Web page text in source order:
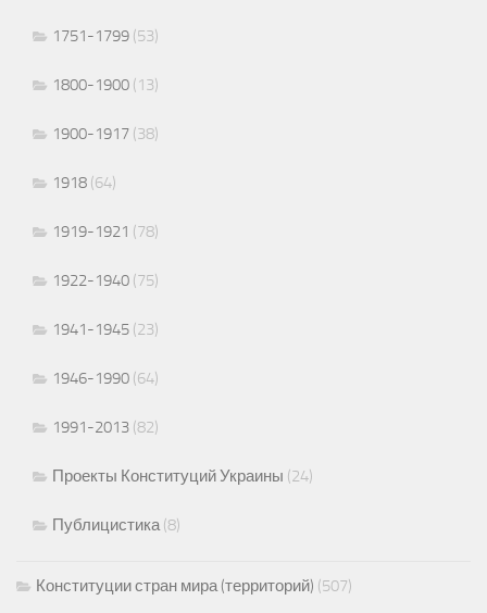
1751-1799 (53)
1800-1900 (13)
1900-1917 (38)
1918 (64)
1919-1921 (78)
1922-1940 (75)
1941-1945 (23)
1946-1990 (64)
1991-2013 (82)
Проекты Конституций Украины (24)
Публицистика(8)
Конституции стран мира (территорий) (507)